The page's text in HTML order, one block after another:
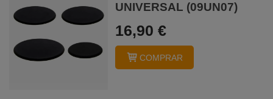
UNIVERSAL (09UN07)
16,90 €
COMPRAR